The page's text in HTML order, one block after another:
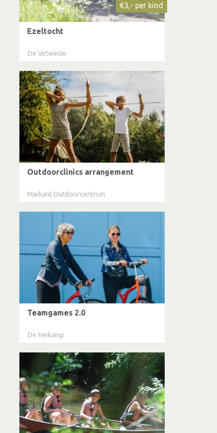
€3,- per kind
Ezeltocht
De Vetweide
Outdoorclinics arrangement
Markant Outdoorcentrum
Teamgames 2.0
De Heikamp